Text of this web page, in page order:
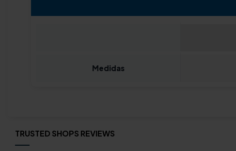
Medidas
TRUSTED SHOPS REVIEWS